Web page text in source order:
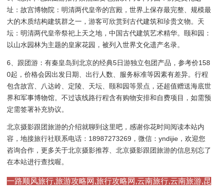
址：故宫博物院：明清两代皇帝的宫殿，世界上保存最完整、规模最
大的木质结构建筑群之一，游客可欣赏到古代建筑和珍贵文物。天
坛：明清两代皇帝祭祀上天之地，中国古代建筑艺术精华。颐和园：
以山水园林为主题的皇家花园，被列入世界文化遗产名录。
6、跟团游：有秦皇岛到北京的经典5日游独立包团产品，参考价158
0起，价格会因出发日期、出行人数、服务标准等因素有差异。行程
包含故宫、八达岭、定陵、天坛、颐和园等景点，还超值赠送海底世
界和军事博物馆。不过该线路行程含有购物安排和自费项目，如需预
定需签署补充协议。
北京摄影跟团旅游的介绍就聊到这里吧，感谢你花时间阅读本站内
容，地接旅行社联系电话：18987273269，微信：yndijie，欢迎您
咨询合作，更多关于北京摄影推荐、北京摄影跟团旅游的信息别忘了
在本站进行查找喔。
一路顺风旅行,旅游攻略网,旅行攻略网,云南旅行,云南旅游,昆